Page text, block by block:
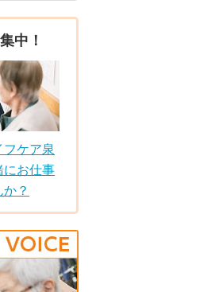
中！
フケア泉
にお仕事
？